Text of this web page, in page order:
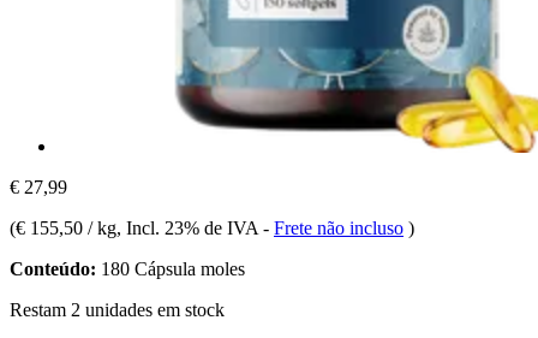
€ 27,99
(€ 155,50 / kg, Incl. 23% de IVA - Frete não incluso )
Conteúdo: 180 Cápsula moles
Restam 2 unidades em stock